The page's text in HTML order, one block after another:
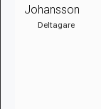
Johansson
Deltagare